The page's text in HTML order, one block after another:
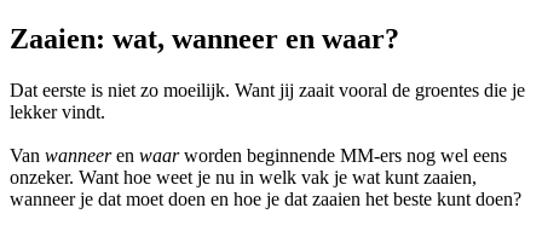
Zaaien: wat, wanneer en waar?
Dat eerste is niet zo moeilijk. Want jij zaait vooral de groentes die je
lekker vindt.
Van wanneeren waarworden beginnende MM-ers nog wel eens
onzeker. Want hoe weet je nu in welk vak je wat kunt zaaien,
wanneer je dat moet doen en hoe je dat zaaien het beste kunt doen?